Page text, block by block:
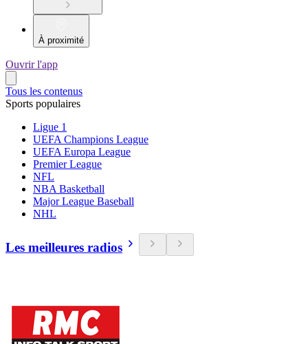
À proximité
Ouvrir l'app
Tous les contenus
Sports populaires
Ligue 1
UEFA Champions League
UEFA Europa League
Premier League
NFL
NBA Basketball
Major League Baseball
NHL
Les meilleures radios